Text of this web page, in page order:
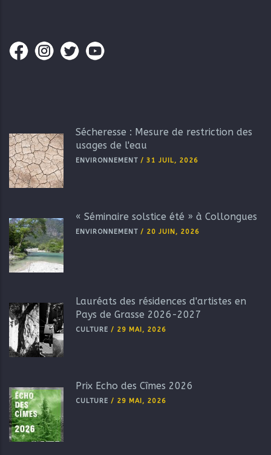
Sécheresse : Mesure de restriction des
usages de l'eau
ENVIRONNEMENT / 31 JUIL, 2026
« Séminaire solstice été » à Collongues
ENVIRONNEMENT / 20 JUIN, 2026
Lauréats des résidences d'artistes en
Pays de Grasse 2026-2027
CULTURE / 29 MAI, 2026
Prix Echo des Cîmes 2026
CULTURE / 29 MAI, 2026